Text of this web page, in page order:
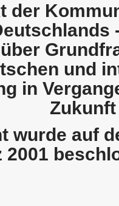
der
und
in
Zukunft
wurde auf
2001